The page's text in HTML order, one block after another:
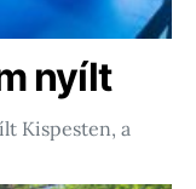
nyílt
Kispesten, a